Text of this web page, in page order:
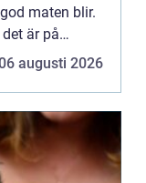
maten blir.
är på
augusti 2026